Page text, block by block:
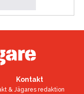
Kontakt
& Jägares redaktion